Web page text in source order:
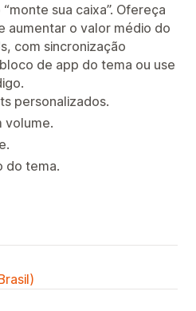
sua caixa”. Ofereça
aumentar o valor médio do
com sincronização
de app do tema ou use
personalizados.
volume.
do tema.